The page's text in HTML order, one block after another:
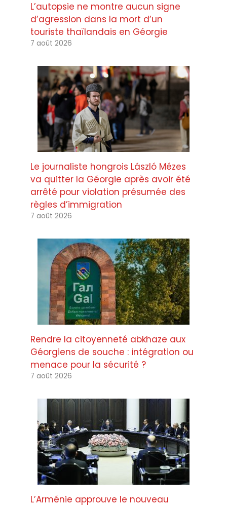
L’autopsie ne montre aucun signe
d’agression dans la mort d’un
touriste thaïlandais en Géorgie
7 août 2026
Le journaliste hongrois László Mézes
va quitter la Géorgie après avoir été
arrêté pour violation présumée des
règles d’immigration
7 août 2026
Rendre la citoyenneté abkhaze aux
Géorgiens de souche : intégration ou
menace pour la sécurité ?
7 août 2026
L’Arménie approuve le nouveau